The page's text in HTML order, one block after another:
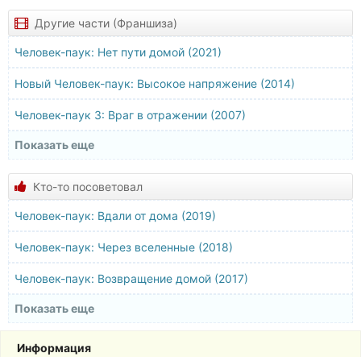
Другие части (Франшиза)
Человек-паук: Нет пути домой (2021)
Новый Человек-паук: Высокое напряжение (2014)
Человек-паук 3: Враг в отражении (2007)
Человек-паук 2 (2004)
Человек-паук (2002)
Показать еще
Кто-то посоветовал
Человек-паук: Вдали от дома (2019)
Человек-паук: Через вселенные (2018)
Человек-паук: Возвращение домой (2017)
Человек-муравей (2015)
Первый мститель: Другая война (2014)
Показать еще
Информация